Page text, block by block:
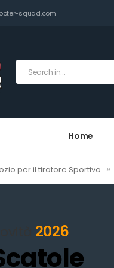
squad.com
Home
per il tiratore Sportivo »
2026